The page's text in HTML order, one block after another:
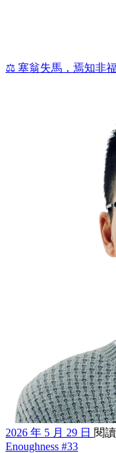
⚖️ 塞翁失馬，焉知非
2026 年 5 月 29 日 閱
Enoughness #33